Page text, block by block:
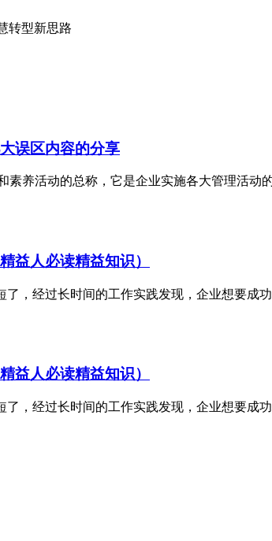
转型新思路
误区内容的分享
素养活动的总称，它是企业实施各大管理活
益人必读精益知识）
了，经过长时间的工作实践发现，企业想要成
益人必读精益知识）
了，经过长时间的工作实践发现，企业想要成